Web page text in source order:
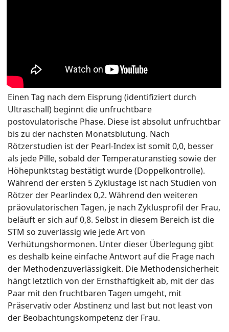
Einen Tag nach dem Eisprung (identifiziert durch
Ultraschall) beginnt die unfruchtbare
postovulatorische Phase. Diese ist absolut unfruchtbar
bis zu der nächsten Monatsblutung. Nach
Rötzerstudien ist der Pearl-Index ist somit 0,0, besser
als jede Pille, sobald der Temperaturanstieg sowie der
Höhepunktstag bestätigt wurde (Doppelkontrolle).
Während der ersten 5 Zyklustage ist nach Studien von
Rötzer der Pearlindex 0,2. Während den weiteren
präovulatorischen Tagen, je nach Zyklusprofil der Frau,
beläuft er sich auf 0,8. Selbst in diesem Bereich ist die
STM so zuverlässig wie jede Art von
Verhütungshormonen. Unter dieser Überlegung gibt
es deshalb keine einfache Antwort auf die Frage nach
der Methodenzuverlässigkeit. Die Methodensicherheit
hängt letztlich von der Ernsthaftigkeit ab, mit der das
Paar mit den fruchtbaren Tagen umgeht, mit
Präservativ oder Abstinenz und last but not least von
der Beobachtungskompetenz der Frau.